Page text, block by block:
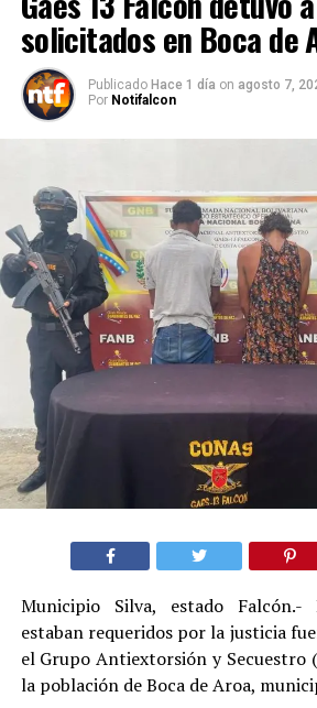
solicitados en Boca de
Publicado Hace 1 día on agosto 7,
Por Notifalcon
Municipio Silva, estado Falcón.-
estaban requeridos por la justicia
el Grupo Antiextorsión y Secuestro
la población de Boca de Aroa,